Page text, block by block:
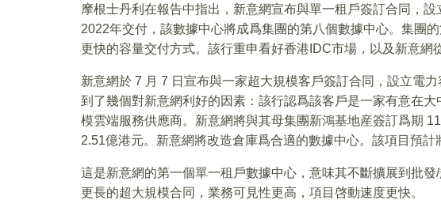
摩根士丹利在報告中指出，新意網宣布與單一租戶簽訂合同，
2022年交付，該數據中心將成爲集團的第八個數據中心。集團
更快的容量交付方式。該行重申看好香港IDC市場，以及新意網
新意網於 7 月 7 日宣布與一家超大規模客戶簽訂合同，設立電
到了幾個對新意網利好的因素：該行認爲該客戶是一家有意在
模雲端服務供應商。新意網將與其母集團新鴻基地産簽訂爲期
2.51億港元。新意網將改造倉庫爲合適的數據中心。該項目預計
這是新意網的第一個單一租戶數據中心，意味其不斷擴展到批
更長的超大規模合同，業務可見性更高，項目啓動速度更快。